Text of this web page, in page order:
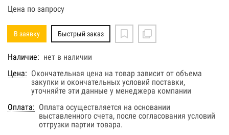
Цена по запросу
В заявку Быстрый заказ
Наличие: нет в наличии
Цена: Окончательная цена на товар зависит от объема
закупки и окончательных условий поставки,
уточняйте эти данные у менеджера компании
Оплата: Оплата осуществляется на основании
выставленного счета, после согласования условий
отгрузки партии товара.